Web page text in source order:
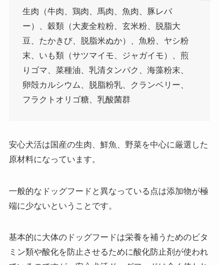
生肉（牛肉、鶏肉、馬肉、魚肉、豚レバ
ー）、穀類（大麦全粒粉、玄米粉、脱脂大
豆、たかきび、脱脂米ぬか）、魚粉、ヤシ粉
末、いも類（サツマイモ、ジャガイモ）、煎
りゴマ、菜種油、乳清タンパク、海藻粉末、
卵殻カルシウム、脱脂粉乳、クランベリー、
フラクトオリゴ糖、乳酸菌群
安心犬活は国産の生肉、鮮魚、野菜を中心に厳選した
原材料になっています。
一般的なドッグフードと異なっている点は添加物が極
端に少ないということです。
基本的に大体のドッグフードは栄養を補うためのビタ
ミン類や酸化を防止させるために酸化防止剤が使われ